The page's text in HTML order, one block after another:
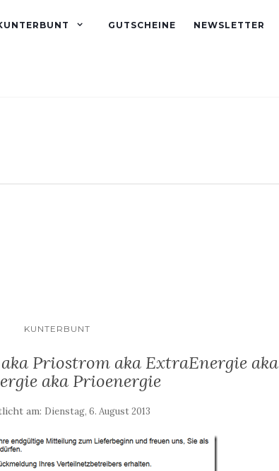
GUTSCHEINE NEWSLETTER
KUNTERBUNT
Priostrom aka ExtraEnergie aka
aka Prioenergie
am: Dienstag, 6. August 2013